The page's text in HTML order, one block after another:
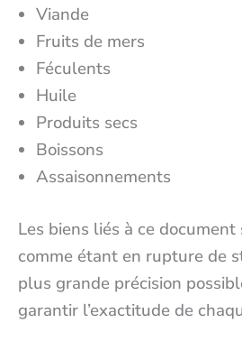
Viande
Fruits de mers
Féculents
Huile
Produits secs
Boissons
Assaisonnements
Les biens liés à ce
comme étant en rupture de
plus grande précision
garantir l’exactitude de